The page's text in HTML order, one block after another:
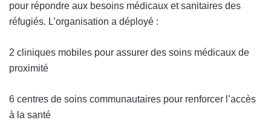
pour répondre aux besoins médicaux et sanitaires des
réfugiés. L’organisation a déployé :
2 cliniques mobiles pour assurer des soins médicaux de
proximité
6 centres de soins communautaires pour renforcer l’accès
à la santé